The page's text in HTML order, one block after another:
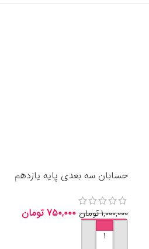
حسابان سه بعدی پایه یازدهم
۱,۰۰۰,۰۰۰تومان ۷۵۰,۰۰۰ تومان
افزودن به سبد خرید